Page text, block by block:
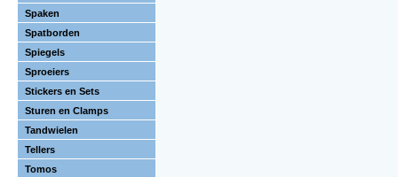
Spaken
Spatborden
Spiegels
Sproeiers
Stickers en Sets
Sturen en Clamps
Tandwielen
Tellers
Tomos